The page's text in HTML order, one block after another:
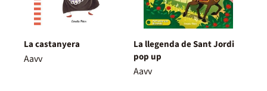
La castanyera
Aavv
La llegenda de Sant Jordi
pop up
Aavv